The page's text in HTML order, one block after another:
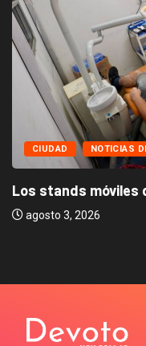
CIUDAD NOTICIAS
Los stands móviles
agosto 3, 2026